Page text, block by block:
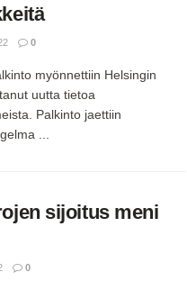
0
myönnettiin Helsingin
uutta tietoa
Palkinto jaettiin
...
sijoitus meni
0